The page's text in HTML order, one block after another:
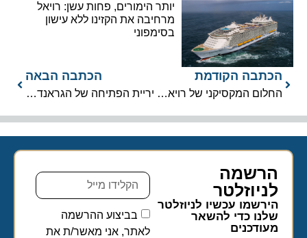
יותר הימורים, פחות עשן: רויאל
מרחיבה את הקזינו ללא עישון
בסימפוני
הכתבה הקודמת
החלום המקסיקני של רויאל קריביאן: נדחה, אך נחוש למצוא בית חדש
הכתבה הבאה
יריית הפתיחה של הגראנד פרי במונקו 2026: אגדות פורמולה 1 חגגו בים
הרשמה
לניוזלטר​
הירשמו עכשיו לניוזלטר
שלנו כדי להשאר
מעודכנים
בביצוע ההרשמה
לאתר, אני מאשר/ת את